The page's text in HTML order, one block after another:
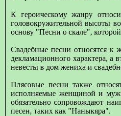
К героическому жанру
головокружительной высоты
основу "Песни о скале",
Свадебные песни относятся к
декламационного характера, а
невесты в дом жениха и
Плясовые песни также
исполняемые женщиной и
обязательно сопровождают
песен, таких как "Наныкяра".